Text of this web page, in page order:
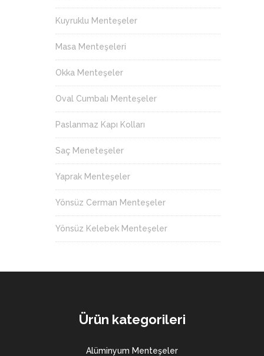
Kuyruklu Menteşeler
Masa Menteşeleri
Okka Menteşeler
Oval Cumbalı Menteşeler
Paslanmaz Kapı Kolları
Saç Meneteşeler
Yaprak Menteşeler
Yönsüz Cerman Menteşeler
Yönsüz Kelebek Menteşeler
Ürün kategorileri
Alüminyum Menteşeler